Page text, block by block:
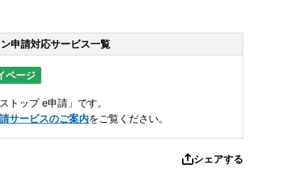
申請対応サービス一覧
ページ
トップ e申請」です。
サービスのご案内をご覧ください。
シェアする